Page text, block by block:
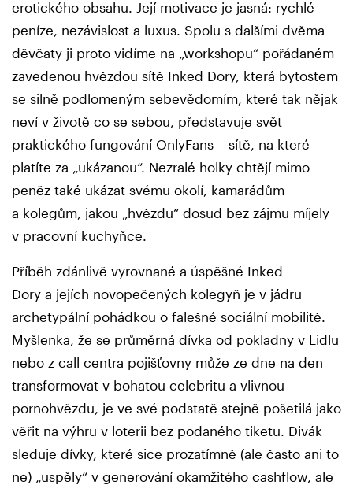
erotického obsahu. Její motivace je jasná: rychlé
peníze, nezávislost a luxus. Spolu s dalšími dvěma
děvčaty ji proto vidíme na „workshopu“ pořádaném
zavedenou hvězdou sítě Inked Dory, která bytostem
se silně podlomeným sebevědomím, které tak nějak
neví v životě co se sebou, představuje svět
praktického fungování OnlyFans – sítě, na které
platíte za „ukázanou“. Nezralé holky chtějí mimo
peněz také ukázat svému okolí, kamarádům
a kolegům, jakou „hvězdu“ dosud bez zájmu míjely
v pracovní kuchyňce.
Příběh zdánlivě vyrovnané a úspěšné Inked
Dory a jejích novopečených kolegyň je v jádru
archetypální pohádkou o falešné sociální mobilitě.
Myšlenka, že se průměrná dívka od pokladny v Lidlu
nebo z call centra pojišťovny může ze dne na den
transformovat v bohatou celebritu a vlivnou
pornohvězdu, je ve své podstatě stejně pošetilá jako
věřit na výhru v loterii bez podaného tiketu. Divák
sleduje dívky, které sice prozatímně (ale často ani to
ne) „uspěly“ v generování okamžitého cashflow, ale